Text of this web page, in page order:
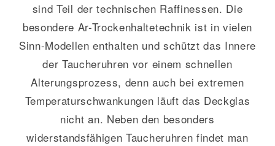
sind Teil der technischen Raffinessen. Die
besondere Ar-Trockenhaltetechnik ist in vielen
Sinn-Modellen enthalten und schützt das Innere
der Taucheruhren vor einem schnellen
Alterungsprozess, denn auch bei extremen
Temperaturschwankungen läuft das Deckglas
nicht an. Neben den besonders
widerstandsfähigen Taucheruhren findet man